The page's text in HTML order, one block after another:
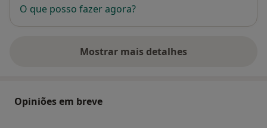
O que posso fazer agora?
Mostrar mais detalhes
sobre o endereço
Opiniões em breve